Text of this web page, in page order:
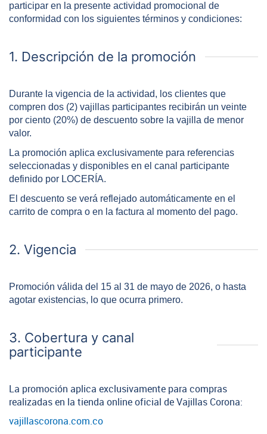
participar en la presente actividad promocional de
conformidad con los siguientes términos y condiciones:
1. Descripción de la promoción
Durante la vigencia de la actividad, los clientes que
compren dos (2) vajillas participantes recibirán un veinte
por ciento (20%) de descuento sobre la vajilla de menor
valor.
La promoción aplica exclusivamente para referencias
seleccionadas y disponibles en el canal participante
definido por LOCERÍA.
El descuento se verá reflejado automáticamente en el
carrito de compra o en la factura al momento del pago.
2. Vigencia
Promoción válida del 15 al 31 de mayo de 2026, o hasta
agotar existencias, lo que ocurra primero.
3. Cobertura y canal
participante
La promoción aplica exclusivamente para compras
realizadas en la tienda online oficial de Vajillas Corona:
vajillascorona.com.co